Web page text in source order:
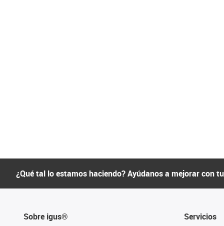
¿Qué tal lo estamos haciendo? Ayúdanos a mejorar con
Sobre igus® Servicios